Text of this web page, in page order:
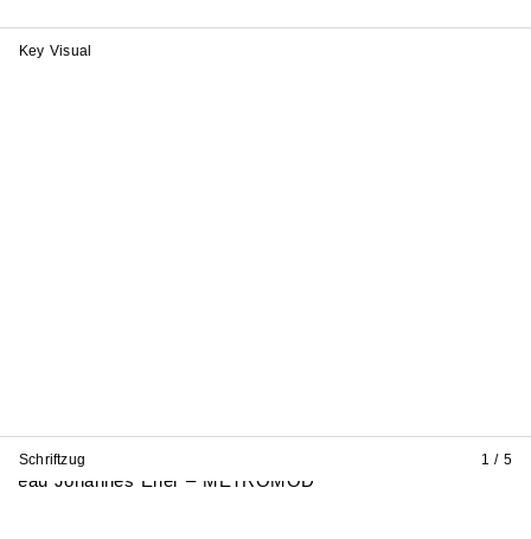
Key Visual
Schriftzug 1 / 5